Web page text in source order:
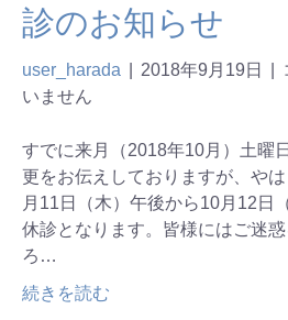
診のお知らせ
user_harada 2018年9月19日
いません
すでに来月（2018年10月）土曜
更をお伝えしておりますが、や
月11日（木）午後から10月12日
休診となります。皆様にはご迷
ろ…
続きを読む